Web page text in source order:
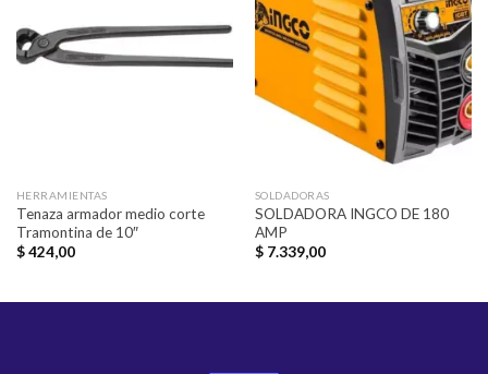
a la
lista de
deseos
HERRAMIENTAS
Tenaza armador medio corte
Tramontina de 10″
$424,00
Añadir
a la
lista de
deseos
SOLDADORAS
SOLDADORA INGCO DE 180
AMP
$7.339,00